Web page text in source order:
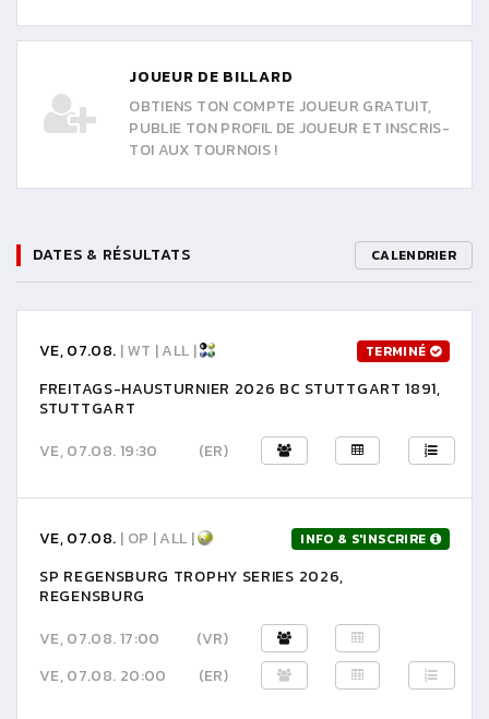
JOUEUR DE BILLARD
OBTIENS TON COMPTE JOUEUR GRATUIT,
PUBLIE TON PROFIL DE JOUEUR ET INSCRIS-
TOI AUX TOURNOIS !
DATES & RÉSULTATS CALENDRIER
VE, 07.08. | WT | ALL | TERMINÉ
FREITAGS-HAUSTURNIER 2026 BC STUTTGART 1891,
STUTTGART
VE, 07.08. 19:30
(ER)
VE, 07.08. | OP | ALL | INFO & S'INSCRIRE
SP REGENSBURG TROPHY SERIES 2026,
REGENSBURG
VE, 07.08. 17:00
(VR)
VE, 07.08. 20:00
(ER)